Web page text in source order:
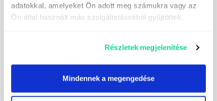
adatokkal, amelyeket Ön adott meg számukra vagy az
Ön által használt más szolgáltatásokból gyűjtöttek.
Részletek megjelenítése
Mindennek a megengedése
Je m'inscris à la newsletter
Je consens au traitement de mes données
personnelles dans le but d'envoyer des messages